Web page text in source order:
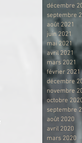
décembre
septembre
août 2021
juin 2021
mai 2021
avril 2021
mars 2021
février 2021
décembre
novembre
octobre
septembre
août 2020
avril 2020
mars 2020